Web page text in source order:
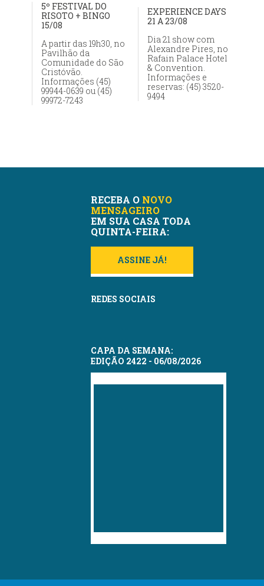
5º FESTIVAL DO
RISOTO + BINGO
15/08
A partir das 19h30, no
Pavilhão da
Comunidade do São
Cristóvão.
Informações (45)
99944-0639 ou (45)
99972-7243
EXPERIENCE DAYS
21 A 23/08
Dia 21 show com
Alexandre Pires, no
Rafain Palace Hotel
& Convention.
Informações e
reservas: (45) 3520-
9494
RECEBA O NOVO
MENSAGEIRO
EM SUA CASA TODA
QUINTA-FEIRA:
ASSINE JÁ!
REDES SOCIAIS
CAPA DA SEMANA:
EDIÇÃO 2422 - 06/08/2026